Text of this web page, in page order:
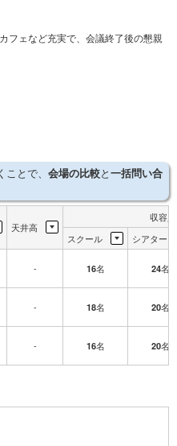
フェなど充実で、会議終了後の懇親
とで、 会場の比較と一括問い合
天井高
収容
スクール
シアター
- 16名 24名
- 18名 20名
- 16名 20名